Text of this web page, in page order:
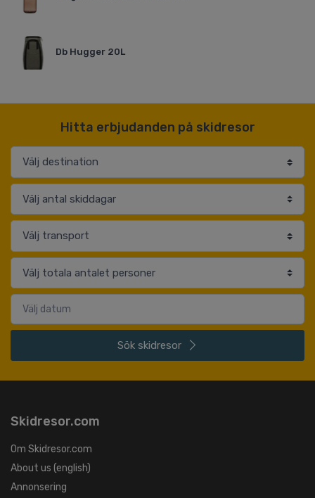
Db Hugger 20L
Hitta erbjudanden på skidresor
Sök skidresor
Skidresor.com
Om Skidresor.com
About us (english)
Annonsering